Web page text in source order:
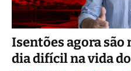
Isentões agora
dia difícil na vida